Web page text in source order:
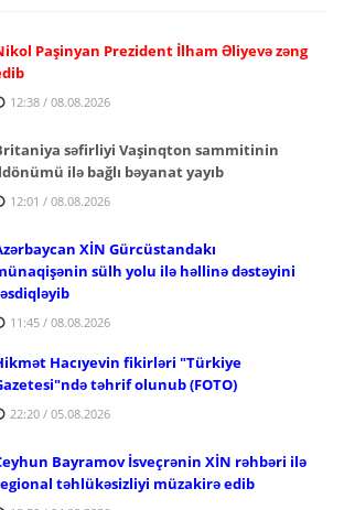
Paşinyan Prezident İlham Əliyevə zəng
12:38 / 08.08.2026
səfirliyi Vaşinqton sammitinin
ilə bağlı bəyanat yayıb
12:01 / 08.08.2026
XİN Gürcüstandakı
sülh yolu ilə həllinə dəstəyini
11:45 / 08.08.2026
Hacıyevin fikirləri "Türkiye
təhrif olunub (FOTO)
22:20 / 05.08.2026
Bayramov İsveçrənin XİN rəhbəri ilə
təhlükəsizliyi müzakirə edib